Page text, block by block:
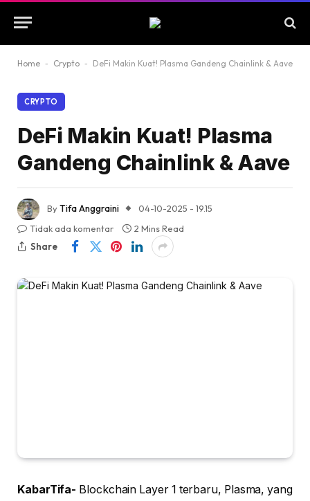
Home - Crypto - DeFi Makin Kuat! Plasma Gandeng Chainlink & Aave
CRYPTO
DeFi Makin Kuat! Plasma
Gandeng Chainlink & Aave
ByTifa Anggraini
04-10-2025 - 19.15
Tidak ada komentar
2 Mins Read
Share
KabarTifa- Blockchain Layer 1 terbaru, Plasma, yang